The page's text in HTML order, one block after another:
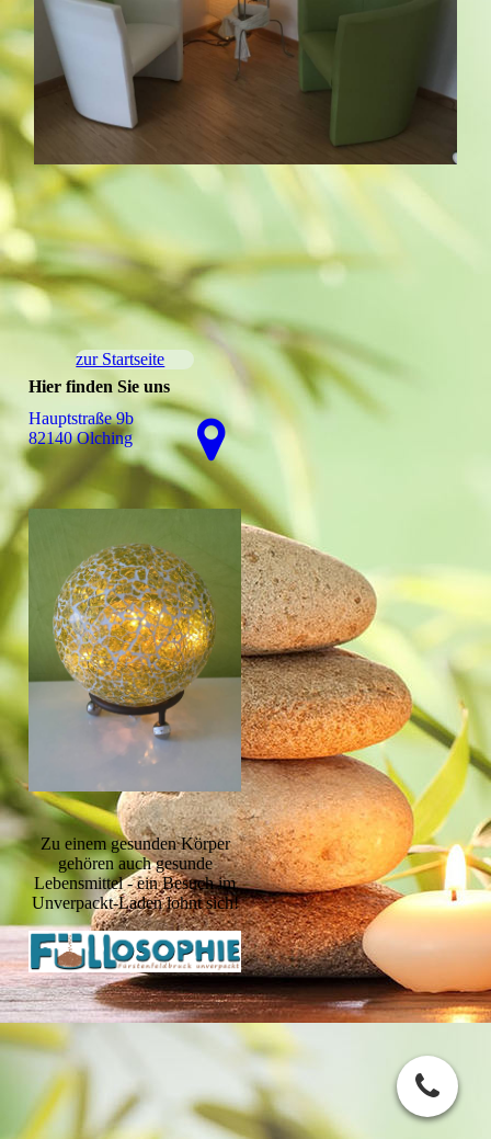
zur Startseite
Hier finden Sie uns
Hauptstraße 9b
82140 Olching
Zu einem gesunden Körper
gehören auch gesunde
Lebensmittel - ein Besuch im
Unverpackt-Laden lohnt sich!